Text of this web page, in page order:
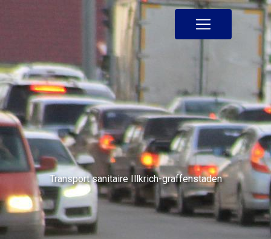
Transport sanitaire Illkrich-graffenstaden
Panneau de gestion des cookies